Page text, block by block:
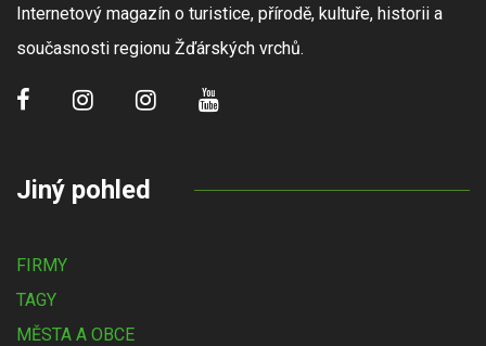
Internetový magazín o turistice, přírodě, kultuře, historii a
současnosti regionu Žďárských vrchů.
Jiný pohled
FIRMY
TAGY
MĚSTA A OBCE